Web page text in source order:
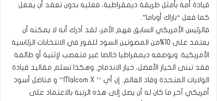
قيادة أمة بأمثل طريقة ديمقراطية، فعليه بدون تعقد أن يفعل
كما فعل “باراك أوباما”.
فالرئيس الأمريكي السابق فهم الأمر، لقد أدرك أنه لا يمكنه أن
يعتمد على 10%من المصوتين السود للفوز في الانتخابات الرئاسية
الأمريكية. وبوصفه ديمقراطيا خالصا غير متعصب لإثنية أو طائفة
فقد تبنى الخيار الأفضل، خيار الاندماج. وهكذا تسلم مقاليد قيادة
الولايات المتحدة وقاد العالم. إن أي ‘’ Malcom X’’ و مناضل أسود
أمريكي آخر ما كان له أن يصل إلى هذه الرتبة بالاعتماد على